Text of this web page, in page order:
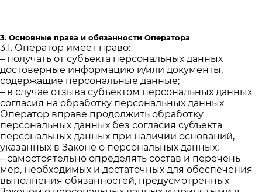
3. Основные права и обязанности Оператора
3.1. Оператор имеет право:
– получать от субъекта персональных данных
достоверные информацию и/или документы,
содержащие персональные данные;
– в случае отзыва субъектом персональных данных
согласия на обработку персональных данных
Оператор вправе продолжить обработку
персональных данных без согласия субъекта
персональных данных при наличии оснований,
указанных в Законе о персональных данных;
– самостоятельно определять состав и перечень
мер, необходимых и достаточных для обеспечения
выполнения обязанностей, предусмотренных